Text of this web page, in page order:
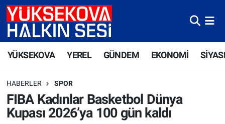
YÜKSEKOVA YEREL GÜNDEM EKONOMİ
HABERLER SPOR
FIBA Kadınlar Basketbol Dünya
Kupası 2026’ya 100 gün kaldı
Yüksekova Nöbetçi Eczaneler
Yüksekova Trafik Yoğunluk Haritası
Süper Lig Puan Durumu ve Fikstür